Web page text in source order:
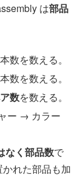
は部品
数を数える。
数を数える。
数を数える。
ー → カラー
なく部品数で
れた部品も加